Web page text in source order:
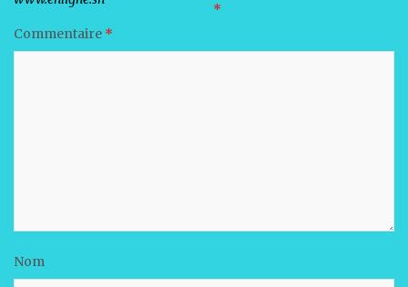
Votre adresse e-mail ne sera pas publiée.
Les champs obligatoires sont indiqués avec *
Commentaire *
Nom